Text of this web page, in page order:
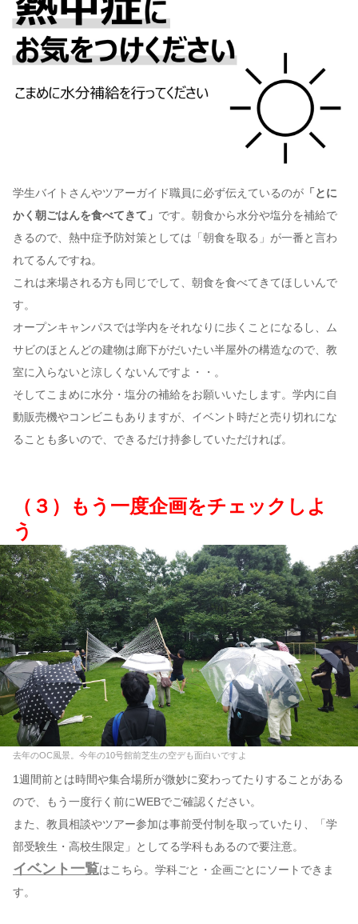
学生バイトさんやツアーガイド職員に必ず伝えているのが 「とに
かく朝ごはんを食べてきて」 です。朝食から水分や塩分を補給で
きるので、熱中症予防対策としては「朝食を取る」が一番と言わ
れてるんですね。
これは来場される方も同じでして、朝食を食べてきてほしいんで
す。
オープンキャンパスでは学内をそれなりに歩くことになるし、ム
サビのほとんどの建物は廊下がだいたい半屋外の構造なので、教
室に入らないと涼しくないんですよ・・。
そしてこまめに水分・塩分の補給をお願いいたします。学内に自
動販売機やコンビニもありますが、イベント時だと売り切れにな
ることも多いので、できるだけ持参していただければ。
（３）もう一度企画をチェックしよ
う
去年のOC風景。今年の10号館前芝生の空デも面白いですよ
1週間前とは時間や集合場所が微妙に変わってたりすることがある
ので、もう一度行く前にWEBでご確認ください。
また、教員相談やツアー参加は事前受付制を取っていたり、「学
部受験生・高校生限定」としてる学科もあるので要注意。
イベント一覧はこちら。学科ごと・企画ごとにソートできま
す。